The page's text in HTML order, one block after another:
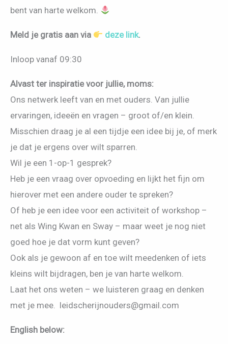
bent van harte welkom.
Meld je gratis aan via deze link.
Inloop vanaf 09:30
Alvast ter inspiratie voor jullie, moms:
Ons netwerk leeft van en met ouders. Van jullie
ervaringen, ideeën en vragen – groot of/en klein.
Misschien draag je al een tijdje een idee bij je, of merk
je dat je ergens over wilt sparren.
Wil je een 1-op-1 gesprek?
Heb je een vraag over opvoeding en lijkt het fijn om
hierover met een andere ouder te spreken?
Of heb je een idee voor een activiteit of workshop –
net als Wing Kwan en Sway – maar weet je nog niet
goed hoe je dat vorm kunt geven?
Ook als je gewoon af en toe wilt meedenken of iets
kleins wilt bijdragen, ben je van harte welkom.
Laat het ons weten – we luisteren graag en denken
met je mee. leidscherijnouders@gmail.com
English below: